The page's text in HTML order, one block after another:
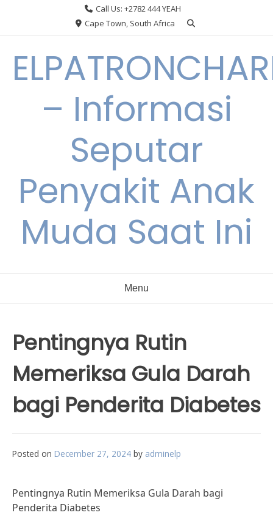
Call Us: +2782 444 YEAH
Cape Town, South Africa
– Informasi
Seputar
Penyakit Anak
Muda Saat Ini
Menu
Pentingnya Rutin
Memeriksa Gula Darah
bagi Penderita Diabetes
Posted on December 27, 2024 by adminelp
Pentingnya Rutin Memeriksa Gula Darah bagi
Penderita Diabetes